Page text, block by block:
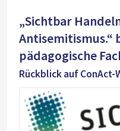
„Sichtbar
Antisemitismus.“
pädagogische
Rückblick auf